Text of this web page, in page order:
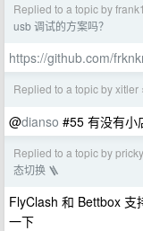
Replied to a topic by
usb 调试的方案吗？
https://github.com/
Replied to a topic by xitler ›
@dianso #55 有没有小
Replied to a topic by
态切换 🪜
FlyClash 和 Bettbox
一下